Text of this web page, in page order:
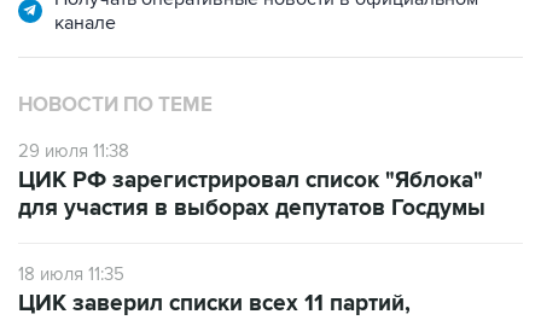
НОВОСТИ ПО ТЕМЕ
29 июля 11:38
для участия в выборах депутатов Госдумы
18 июля 11:35
выдвинувших кандидатов на выборы в
Госдуму РФ